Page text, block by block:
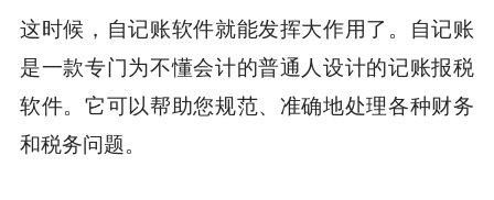
这时候，自记账软件就能发挥大作用了。自记账
是一款专门为不懂会计的普通人设计的记账报税
软件。它可以帮助您规范、准确地处理各种财务
和税务问题。